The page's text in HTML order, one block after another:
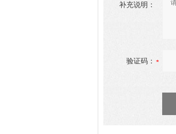
补充说明：
验证码：